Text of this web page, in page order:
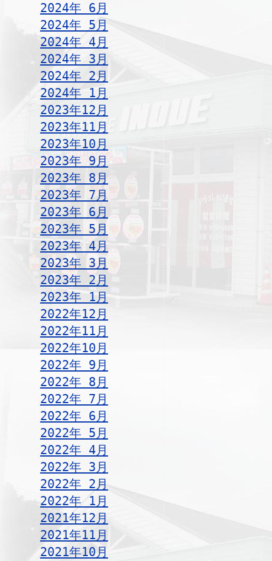
2024年 6月
2024年 5月
2024年 4月
2024年 3月
2024年 2月
2024年 1月
2023年12月
2023年11月
2023年10月
2023年 9月
2023年 8月
2023年 7月
2023年 6月
2023年 5月
2023年 4月
2023年 3月
2023年 2月
2023年 1月
2022年12月
2022年11月
2022年10月
2022年 9月
2022年 8月
2022年 7月
2022年 6月
2022年 5月
2022年 4月
2022年 3月
2022年 2月
2022年 1月
2021年12月
2021年11月
2021年10月